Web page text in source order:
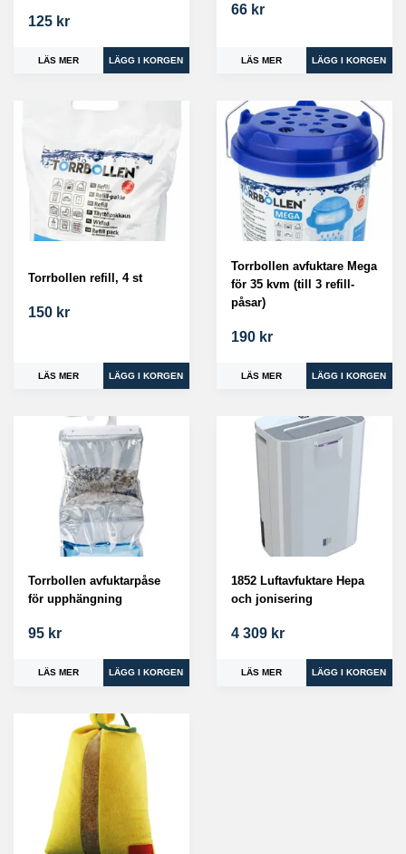
125 kr
LÄS MER
66 kr
LÄS MER
Torrbollen refill, 4 st
150 kr
LÄS MER
Torrbollen avfuktare Mega
för 35 kvm (till 3 refill-
påsar)
190 kr
LÄS MER
Torrbollen avfuktarpåse
för upphängning
95 kr
LÄS MER
1852 Luftavfuktare Hepa
och jonisering
4 309 kr
LÄS MER